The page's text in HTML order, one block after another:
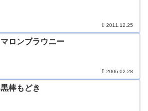
2011.12.25
マロンブラウニー
2006.02.28
黒棒もどき